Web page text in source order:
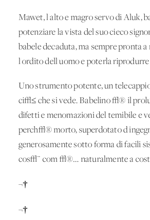
Mawet, l'alto e magro servo di Aluk,
potenziare la vista del suo cieco
babele decaduta, ma sempre pronta
l'ordito dell'uomo e poterla
Uno strumento potente, un
ci√≤ che si vede. Babelino √® il
difetti e menomazioni del temibile e
perch√® morto, superdotato
generosamente sotto forma di facili
cos√¨ com'√®... naturalmente a
¬†
¬†